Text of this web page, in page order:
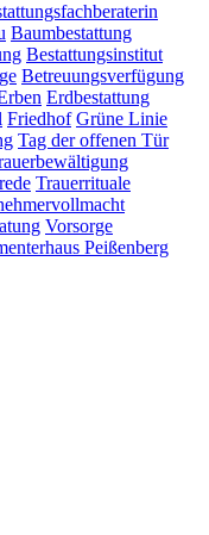
Baumbestattung
Bestattungsinstitut
Betreuungsverfügung
Erdbestattung
Friedhof Grüne Linie
Tag der offenen Tür
Trauerrituale
Vorsorge
Peißenberg